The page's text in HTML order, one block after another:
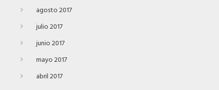
agosto 2017
julio 2017
junio 2017
mayo 2017
abril 2017